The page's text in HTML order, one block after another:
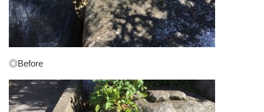
◎Before